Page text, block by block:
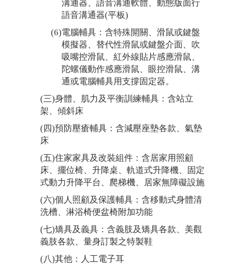
溝通器、語音溝通軟體、動態版面行
語音溝通器(平板)
(6)電腦輔具：含特殊開關、滑鼠或鍵盤
模擬器、替代性滑鼠或鍵盤介面、吹
吸嘴控滑鼠、紅外線貼片感應滑鼠、
陀螺儀動作感應滑鼠、眼控滑鼠、溝
通或電腦輔具用支撐固定器。
(三)身體、肌力及平衡訓練輔具：含站立
架、傾斜床
(四)預防壓瘡輔具：含減壓座墊各款、氣墊
床
(五)住家家具及改裝組件：含居家用照顧
床、擺位椅、升降桌、軌道式升降機、固定
式動力升降平台、爬梯機、居家無障礙設施
(六)個人照顧及保護輔具：含移動式身體清
洗槽、淋浴椅便盆椅附加功能
(七)矯具及義具：含義肢及矯具各款、美觀
義肢各款、量身訂製之特製鞋
(八)其他：人工電子耳